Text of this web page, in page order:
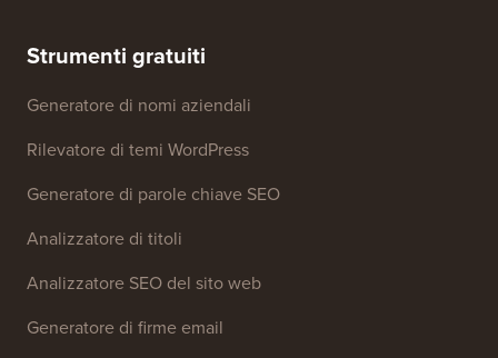
Strumenti gratuiti
Generatore di nomi aziendali
Rilevatore di temi WordPress
Generatore di parole chiave SEO
Analizzatore di titoli
Analizzatore SEO del sito web
Generatore di firme email